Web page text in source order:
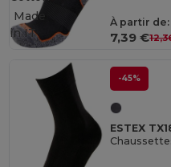
À partir de:
7,39 €
Made
in IT
-45%
ESTEX